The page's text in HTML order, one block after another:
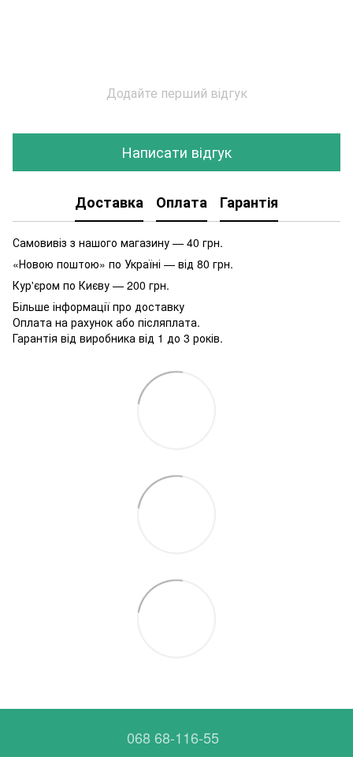
Додайте перший відгук
Написати відгук
Доставка Оплата Гарантія
Самовивіз з нашого магазину — 40 грн.
«Новою поштою» по Україні — від 80 грн.
Кур'єром по Києву — 200 грн.
Більше інформації про доставку
Оплата на рахунок або післяплата.
Гарантія від виробника від 1 до 3 років.
068 68-116-55